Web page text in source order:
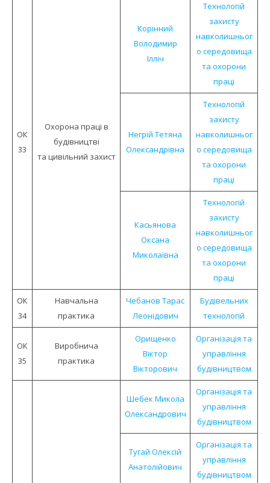
ОК
33
Охорона праці в
будівництві
та цивільний захист
Корінний
Володимир
Ілліч
Технологій
захисту
навколишньог
о середовища
та охорони
праці
Негрій Тетяна
Олександрівна
Технологій
захисту
навколишньог
о середовища
та охорони
праці
Касьянова
Оксана
Миколаївна
Технологій
захисту
навколишньог
о середовища
та охорони
праці
ОК
34
Навчальна
практика
Чебанов Тарас
Леонідович
Будівельних
технологій
ОК
35
Виробнича
практика
Орищенко
Віктор
Вікторович
Організація та
управління
будівництвом
Шебек Микола
Олександрович
Організація та
управління
будівництвом
Тугай Олексій
Анатолійович
Організація та
управління
будівництвом